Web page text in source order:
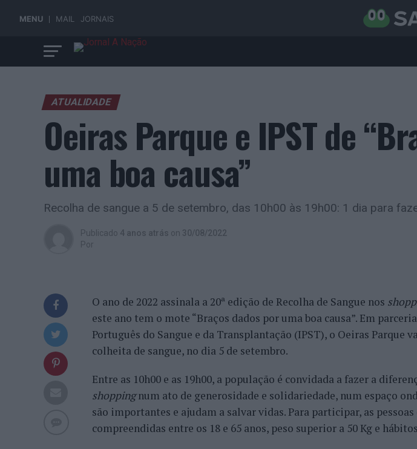
MENU MAIL JORNAIS
ATUALIDADE
Oeiras Parque e IPST de
uma boa causa”
Recolha de sangue a 5 de setembro, das 10h00 às 19h00: 1 dia para
Publicado 4 anos atrás on 30/08/2022
Por
O ano de 2022 assinala a 20ª edição de Recolha de Sangue nos
este ano tem o mote “Braços dados por uma boa causa”. Em
Português do Sangue e da Transplantação (IPST), o Oeiras Parque
colheita de sangue, no dia 5 de setembro.
Entre as 10h00 e as 19h00, a população é convidada a fazer a
shoppingnum ato de generosidade e solidariedade, num espaço
são importantes e ajudam a salvar vidas. Para participar, as
compreendidas entre os 18 e 65 anos, peso superior a 50 Kg e